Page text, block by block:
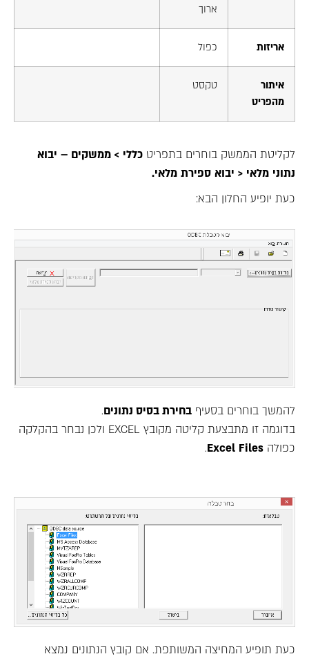
ארוך
אריזות כפול
איתור
מהפריט
טקסט
לקליטת הממשק בוחרים בתפריט כללי > ממשקים – יבוא
נתוני מלאי < יבוא ספירת מלאי.
כעת יופיע החלון הבא:
להמשך בוחרים בסעיף בחירת בסיס נתונים.
בדוגמה זו מתבצעת קליטה מקובץ EXCEL ולכן נבחר בהקלקה
כפולה
Excel Files
.
כעת תופיע המחיצה המשותפת. אם קובץ הנתונים נמצא